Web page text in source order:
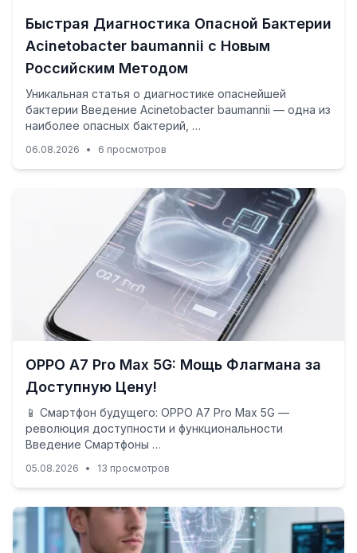
Быстрая Диагностика Опасной Бактерии
Acinetobacter baumannii с Новым
Российским Методом
Уникальная статья о диагностике опаснейшей
бактерии Введение Acinetobacter baumannii — одна из
наиболее опасных бактерий, …
06.08.2026 • 6 просмотров
OPPO A7 Pro Max 5G: Мощь Флагмана за
Доступную Цену!
📱 Смартфон будущего: OPPO A7 Pro Max 5G —
революция доступности и функциональности
Введение Смартфоны …
05.08.2026 • 13 просмотров